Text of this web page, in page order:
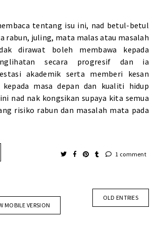
tentang isu ini, nad betul-betul
rabun, juling, mata malas atau masalah
dirawat boleh membawa kepada
secara progresif dan ia
akademik serta memberi kesan
kepada masa depan dan kualiti hidup
nad nak kongsikan supaya kita semua
risiko rabun dan masalah mata pada
1 comment
OLD ENTRIES
MOBILE VERSION